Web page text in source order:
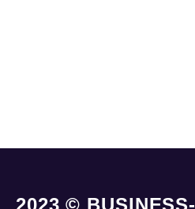
2023 © BUSINESS-